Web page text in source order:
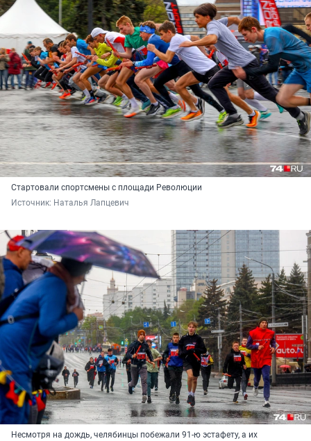
Стартовали спортсмены с площади Революции
Источник: Наталья Лапцевич
Несмотря на дождь, челябинцы побежали 91-ю эстафету, а их